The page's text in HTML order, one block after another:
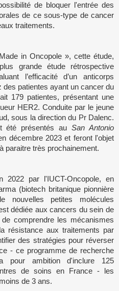
de bloquer l'entrée des
de ce sous-type de cancer
traitements.
in Oncopole », cette étude,
grande étude rétrospective
l’efficacité d’un anticorps
patientes ayant un cancer du
179 patientes, présentant une
HER2. Conduite par le jeune
sous la direction du Pr Dalenc.
été présentés auSan Antonio
décembre 2023 et feront l'objet
paraitre très prochainement.
2022 par l'IUCT-Oncopole, en
(biotech britanique pionnière
nouvelles petites molécules
dédiée aux cancers du sein de
comprendre les mécanismes
résistance aux traitements par
des stratégies pour réverser
- ce programme de recherche
pour ambition d'inclure 125
de soins en France - les
de 3 ans.